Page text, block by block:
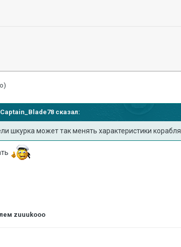
Captain_Blade78 сказал:
шкурка может так менять характеристики корабля
zuuukooo